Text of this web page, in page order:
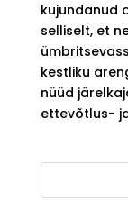
kujundanud
selliselt, et
kestliku
nüüd
ettevõtlus-